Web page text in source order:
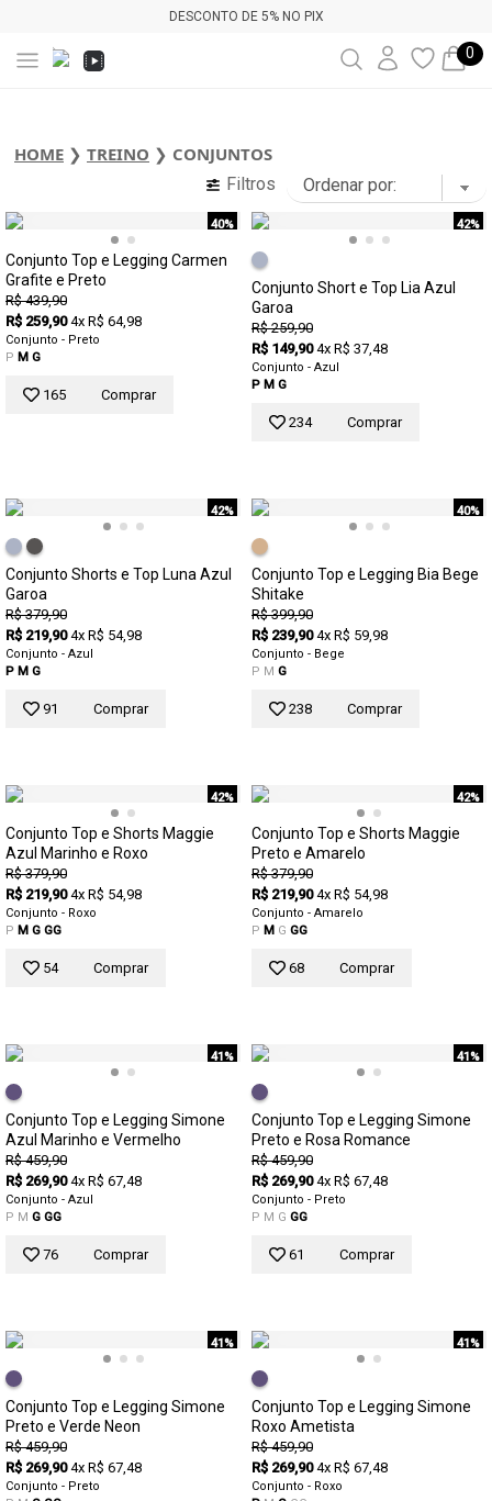
DESCONTO DE 5% NO PIX
0
HOME ❯ TREINO ❯ CONJUNTOS
Filtros
40%
Conjunto Top e Legging Carmen
Grafite e Preto
R$ 439,90
R$ 259,90 4x R$ 64,98
Conjunto - Preto
P M G
165 Comprar
42%
Conjunto Short e Top Lia Azul
Garoa
R$ 259,90
R$ 149,90 4x R$ 37,48
Conjunto - Azul
P M G
234 Comprar
42%
Conjunto Shorts e Top Luna Azul
Garoa
R$ 379,90
R$ 219,90 4x R$ 54,98
Conjunto - Azul
P M G
91 Comprar
40%
Conjunto Top e Legging Bia Bege
Shitake
R$ 399,90
R$ 239,90 4x R$ 59,98
Conjunto - Bege
P M G
238 Comprar
42%
Conjunto Top e Shorts Maggie
Azul Marinho e Roxo
R$ 379,90
R$ 219,90 4x R$ 54,98
Conjunto - Roxo
P M G GG
54 Comprar
42%
Conjunto Top e Shorts Maggie
Preto e Amarelo
R$ 379,90
R$ 219,90 4x R$ 54,98
Conjunto - Amarelo
P M G GG
68 Comprar
41%
Conjunto Top e Legging Simone
Azul Marinho e Vermelho
R$ 459,90
R$ 269,90 4x R$ 67,48
Conjunto - Azul
P M G GG
76 Comprar
41%
Conjunto Top e Legging Simone
Preto e Rosa Romance
R$ 459,90
R$ 269,90 4x R$ 67,48
Conjunto - Preto
P M G GG
61 Comprar
41%
Conjunto Top e Legging Simone
Preto e Verde Neon
R$ 459,90
R$ 269,90 4x R$ 67,48
Conjunto - Preto
41%
Conjunto Top e Legging Simone
Roxo Ametista
R$ 459,90
R$ 269,90 4x R$ 67,48
Conjunto - Roxo